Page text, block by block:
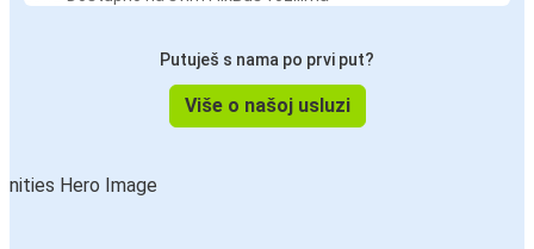
Putuješ s nama po prvi put?
Više o našoj usluzi